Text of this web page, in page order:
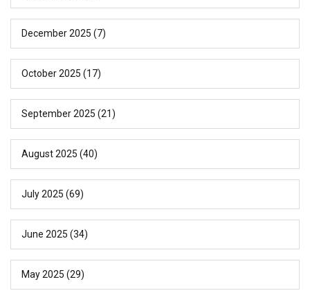
December 2025 (7)
October 2025 (17)
September 2025 (21)
August 2025 (40)
July 2025 (69)
June 2025 (34)
May 2025 (29)